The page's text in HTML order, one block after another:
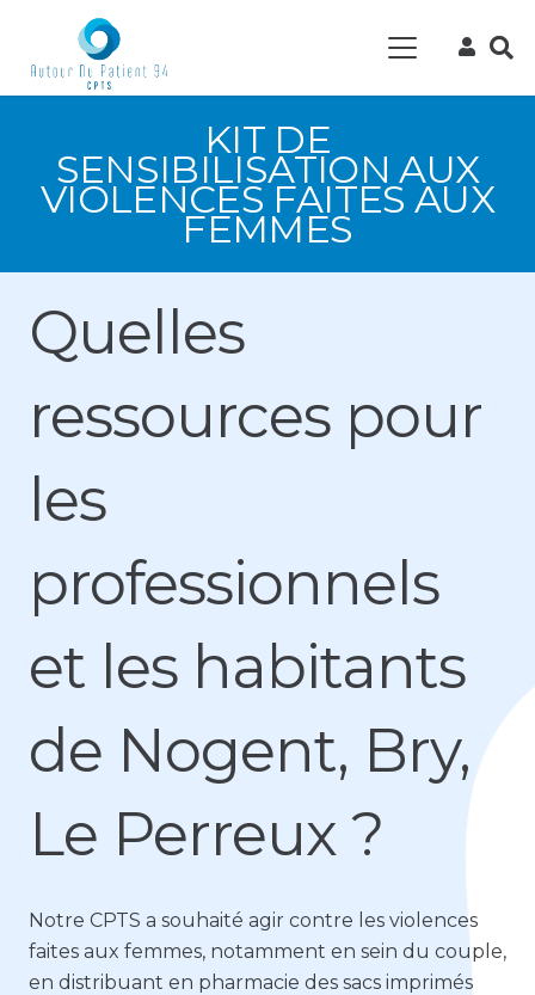
KIT DE
SENSIBILISATION AUX
VIOLENCES FAITES AUX
FEMMES
Quelles
ressources pour
les
professionnels
et les habitants
de Nogent, Bry,
Le Perreux ?
Notre CPTS a souhaité agir contre les violences
faites aux femmes, notamment en sein du couple,
en distribuant en pharmacie des sacs imprimés